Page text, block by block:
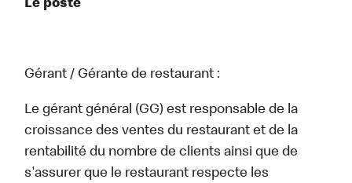
Le poste
Gérant / Gérante de restaurant :
Le gérant général (GG) est responsable de la
croissance des ventes du restaurant et de la
rentabilité du nombre de clients ainsi que de
s'assurer que le restaurant respecte les